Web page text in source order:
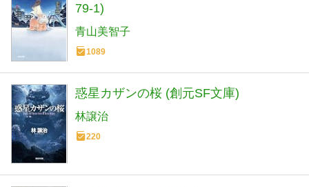
79-1)
青山美智子
1089
惑星カザンの桜 (創元SF文庫)
林譲治
220